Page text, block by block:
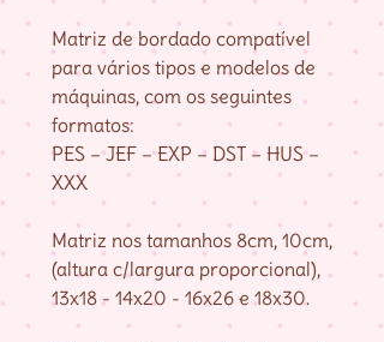
Matriz de bordado compatível
para vários tipos e modelos de
máquinas, com os seguintes
formatos:
PES – JEF – EXP – DST – HUS –
XXX
Matriz nos tamanhos 8cm, 10cm,
(altura c/largura proporcional),
13x18 - 14x20 - 16x26 e 18x30.